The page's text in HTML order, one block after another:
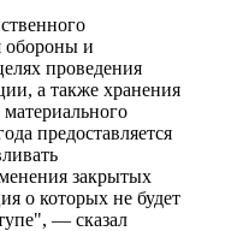
обороны и
проведения
а также хранения
предоставляется
закрытых
о которых не будет
— сказал